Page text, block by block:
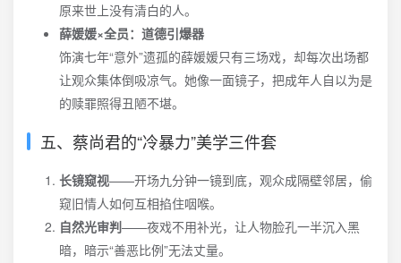
原来世上没有清白的人。
薛媛媛×全员：道德引爆器
饰演七年“意外”遗孤的薛媛媛只有三场戏，却每次出场都
让观众集体倒吸凉气。她像一面镜子，把成年人自以为是
的赎罪照得丑陋不堪。
五、蔡尚君的“冷暴力”美学三件套
长镜窥视——开场九分钟一镜到底，观众成隔壁邻居，偷
窥旧情人如何互相掐住咽喉。
自然光审判——夜戏不用补光，让人物脸孔一半沉入黑
暗，暗示“善恶比例”无法丈量。